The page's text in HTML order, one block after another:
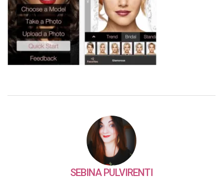
SEBINA PULVIRENTI